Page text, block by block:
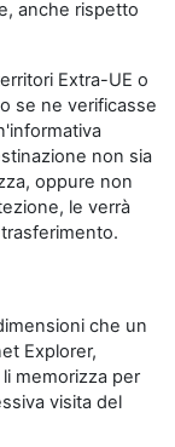
anche rispetto
Extra-UE o
se ne verificasse
non sia
oppure non
le verrà
che un
Explorer,
memorizza per
visita del